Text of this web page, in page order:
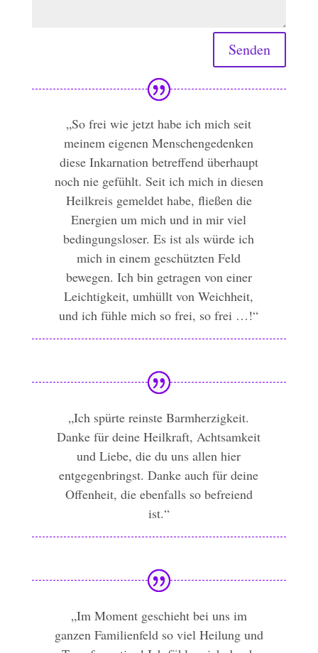
Senden
„So frei wie jetzt habe ich mich seit
meinem eigenen Menschengedenken
diese Inkarnation betreffend überhaupt
noch nie gefühlt. Seit ich mich in diesen
Heilkreis gemeldet habe, fließen die
Energien um mich und in mir viel
bedingungsloser. Es ist als würde ich
mich in einem geschützten Feld
bewegen. Ich bin getragen von einer
Leichtigkeit, umhüllt von Weichheit,
und ich fühle mich so frei, so frei …!“
„Ich spürte reinste Barmherzigkeit.
Danke für deine Heilkraft, Achtsamkeit
und Liebe, die du uns allen hier
entgegenbringst. Danke auch für deine
Offenheit, die ebenfalls so befreiend
ist.“
„Im Moment geschieht bei uns im
ganzen Familienfeld so viel Heilung und